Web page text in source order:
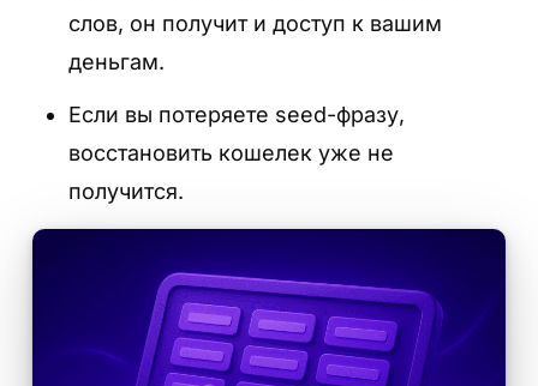
слов, он получит и доступ к вашим
деньгам.
Если вы потеряете seed-фразу,
восстановить кошелек уже не
получится.